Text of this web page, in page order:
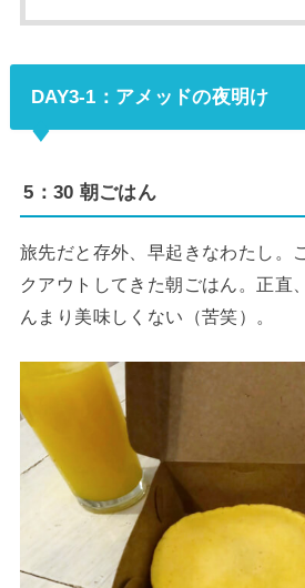
DAY3-1：アメッドの夜明け
5：30 朝ごはん
旅先だと存外、早起きなわたし。
クアウトしてきた朝ごはん。正直
んまり美味しくない（苦笑）。